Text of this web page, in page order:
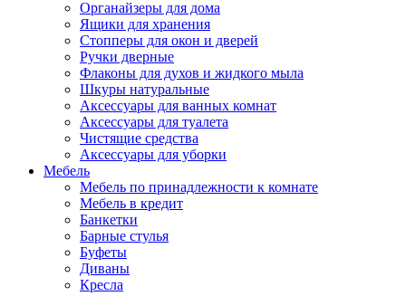
Органайзеры для дома
Ящики для хранения
Стопперы для окон и дверей
Ручки дверные
Флаконы для духов и жидкого мыла
Шкуры натуральные
Аксессуары для ванных комнат
Аксессуары для туалета
Чистящие средства
Аксессуары для уборки
Мебель
Мебель по принадлежности к комнате
Мебель в кредит
Банкетки
Барные стулья
Буфеты
Диваны
Кресла